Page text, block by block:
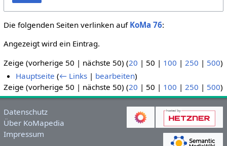
Die folgenden Seiten verlinken auf KoMa 76:
Angezeigt wird ein Eintrag.
Zeige (vorherige 50 | nächste 50) (20 | 50 | 100 | 250 | 500)
Hauptseite (← Links | bearbeiten)
Zeige (vorherige 50 | nächste 50) (20 | 50 | 100 | 250 | 500)
Datenschutz
Über KoMapedia
Impressum